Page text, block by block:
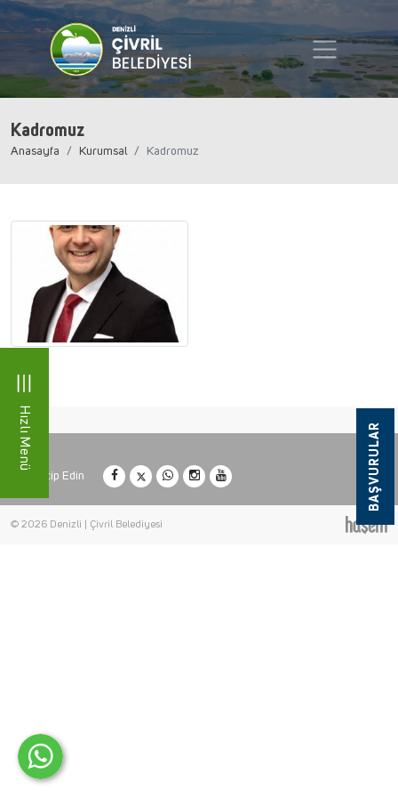
Hızlı Menü BAŞVURULAR
Kadromuz
Anasayfa Kurumsal Kadromuz
Bizi Takip Edin
© 2026 Denizli | Çivril Belediyesi